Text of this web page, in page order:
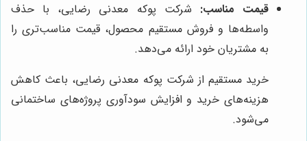
قیمت مناسب: شرکت پوکه معدنی رضایی، با حذف
واسطه‌ها و فروش مستقیم محصول، قیمت مناسب‌تری را
به مشتریان خود ارائه می‌دهد.
خرید مستقیم از شرکت پوکه معدنی رضایی، باعث کاهش
هزینه‌های خرید و افزایش سودآوری پروژه‌های ساختمانی
می‌شود.